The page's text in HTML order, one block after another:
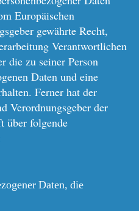
Europäischen
gewährte Recht,
Verantwortlichen
die zu seiner Person
Daten und eine
Ferner hat der
Verordnungsgeber der
über folgende
Daten, die